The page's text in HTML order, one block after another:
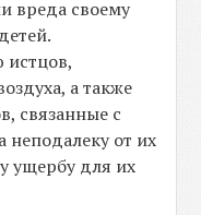
вреда своему
истцов,
а также
связанные с
неподалеку от их
ущербу для их